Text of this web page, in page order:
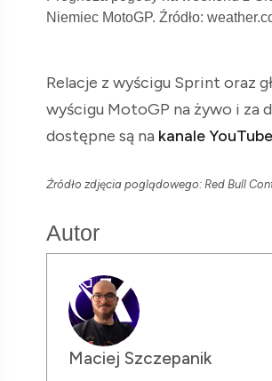
Niemiec MotoGP. Źródło:
Relacje z wyścigu Sprint oraz
wyścigu MotoGP na żywo i za
dostępne są na kanale
Źródło zdjęcia poglądowego: Red Bull
Autor
Maciej Szczepanik